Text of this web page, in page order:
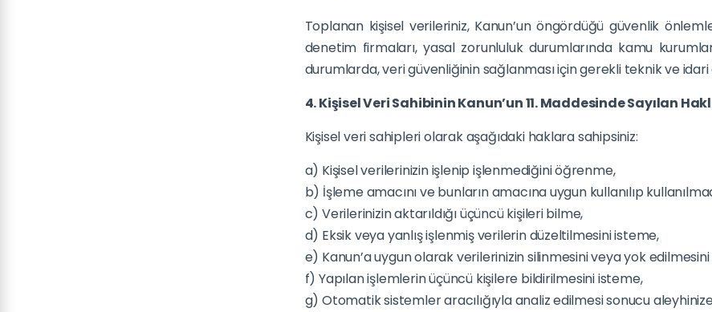
Toplanan kişisel verileriniz, Kanun’un öngördüğü güvenlik
denetim firmaları, yasal zorunluluk durumlarında kamu
durumlarda, veri güvenliğinin sağlanması için gerekli teknik ve
4. Kişisel Veri Sahibinin Kanun’un 11. Maddesinde Sayılan
Kişisel veri sahipleri olarak aşağıdaki haklara sahipsiniz:
a) Kişisel verilerinizin işlenip işlenmediğini öğrenme,
b) İşleme amacını ve bunların amacına uygun kullanılıp
c) Verilerinizin aktarıldığı üçüncü kişileri bilme,
d) Eksik veya yanlış işlenmiş verilerin düzeltilmesini isteme,
e) Kanun’a uygun olarak verilerinizin silinmesini veya yok
f) Yapılan işlemlerin üçüncü kişilere bildirilmesini isteme,
g) Otomatik sistemler aracılığıyla analiz edilmesi sonucu